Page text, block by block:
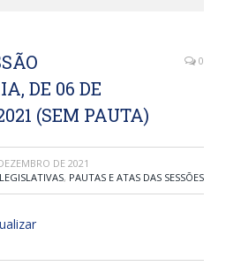
DE 06 DE
(SEM PAUTA)
0
DE 2021
, PAUTAS E ATAS DAS SESSÕES